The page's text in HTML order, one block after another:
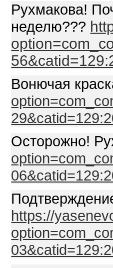
Рухмакова!
неделю???
Вонючая
Осторожно!
https://